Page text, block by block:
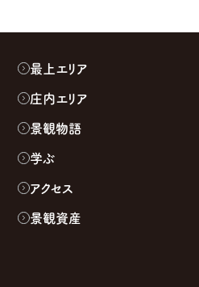
最上エリア
庄内エリア
景観物語
学ぶ
アクセス
景観資産